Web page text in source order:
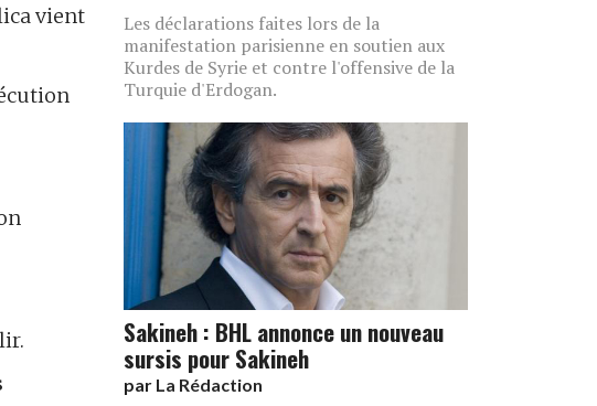
vient
Les déclarations faites lors de la
manifestation parisienne en soutien aux
Kurdes de Syrie et contre l'offensive de la
Turquie d'Erdogan.
Sakineh : BHL annonce un nouveau
sursis pour Sakineh
par La Rédaction